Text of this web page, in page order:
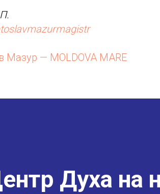
Мазур — MOLDOVA MARE
Духа на